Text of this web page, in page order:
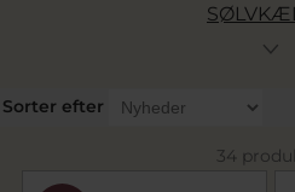
Sorter efter
34